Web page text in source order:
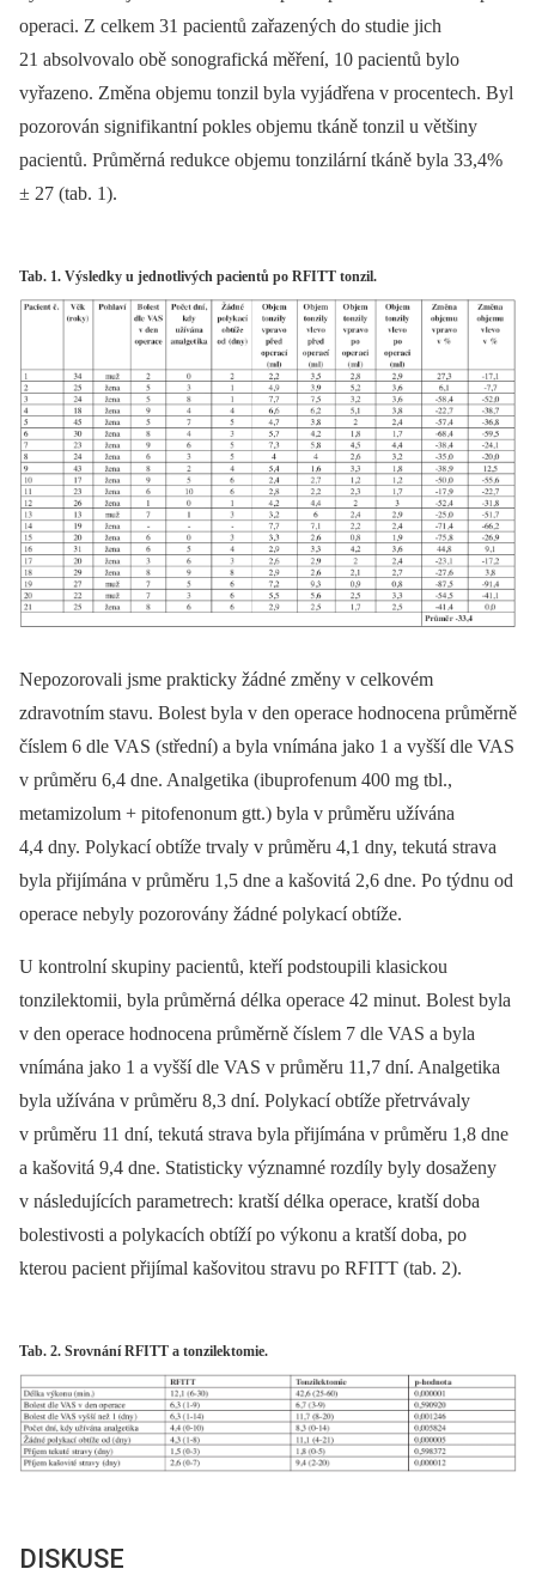
operaci. Z celkem 31 pacientů zařazených do studie jich
21 absolvovalo obě sonografická měření, 10 pacientů bylo
vyřazeno. Změna objemu tonzil byla vyjádřena v procentech. Byl
pozorován signifikantní pokles objemu tkáně tonzil u většiny
pacientů. Průměrná redukce objemu tonzilární tkáně byla 33,4%
± 27 (tab. 1).
Tab. 1. Výsledky u jednotlivých pacientů po RFITT tonzil.
Nepozorovali jsme prakticky žádné změny v celkovém
zdravotním stavu. Bolest byla v den operace hodnocena průměrně
číslem 6 dle VAS (střední) a byla vnímána jako 1 a vyšší dle VAS
v průměru 6,4 dne. Analgetika (ibuprofenum 400 mg tbl.,
metamizolum + pitofenonum gtt.) byla v průměru užívána
4,4 dny. Polykací obtíže trvaly v průměru 4,1 dny, tekutá strava
byla přijímána v průměru 1,5 dne a kašovitá 2,6 dne. Po týdnu od
operace nebyly pozorovány žádné polykací obtíže.
U kontrolní skupiny pacientů, kteří podstoupili klasickou
tonzilektomii, byla průměrná délka operace 42 minut. Bolest byla
v den operace hodnocena průměrně číslem 7 dle VAS a byla
vnímána jako 1 a vyšší dle VAS v průměru 11,7 dní. Analgetika
byla užívána v průměru 8,3 dní. Polykací obtíže přetrvávaly
v průměru 11 dní, tekutá strava byla přijímána v průměru 1,8 dne
a kašovitá 9,4 dne. Statisticky významné rozdíly byly dosaženy
v následujících parametrech: kratší délka operace, kratší doba
bolestivosti a polykacích obtíží po výkonu a kratší doba, po
kterou pacient přijímal kašovitou stravu po RFITT (tab. 2).
Tab. 2. Srovnání RFITT a tonzilektomie.
DISKUSE